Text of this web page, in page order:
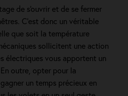
de s'ouvrir et de se fermer
C’est donc un véritable
que soit la température
sollicitent une action
électriques vous apportent un
outre, opter pour la
un temps précieux en